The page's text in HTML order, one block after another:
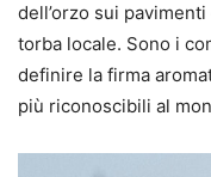
dell’orzo sui
torba locale. Sono i
definire la firma
più riconoscibili al